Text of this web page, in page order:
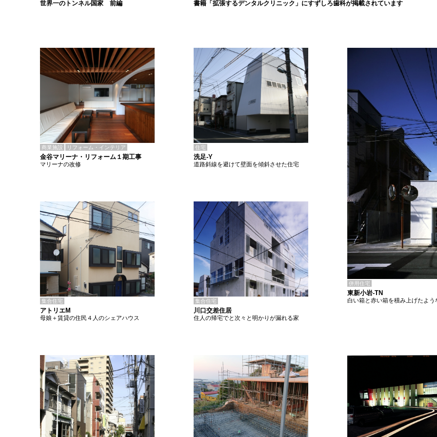
書籍「拡張するデンタルクリニック」にすずしろ歯科が掲載されています
世界一のトンネル国家 前編
商業施設 リフォーム・インテリア
金谷マリーナ・リフォーム１期工事
マリーナの改修
住宅
洗足-Y
道路斜線を避けて壁面を傾斜させた住宅
集合住宅
アトリエM
母娘＋賃貸の住民４人のシェアハウス
集合住宅
川口交差住居
住人の帰宅でと次々と明かりが漏れる家
併用住宅
東新小岩-TN
白い箱と赤い箱を積み上げたよう